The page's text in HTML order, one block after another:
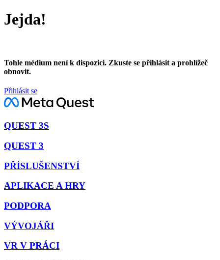
Jejda!
Tohle médium není k dispozici. Zkuste se přihlásit a prohlížeč
obnovit.
Přihlásit se
QUEST 3S
QUEST 3
PŘÍSLUŠENSTVÍ
APLIKACE A HRY
PODPORA
VÝVOJÁŘI
VR V PRÁCI